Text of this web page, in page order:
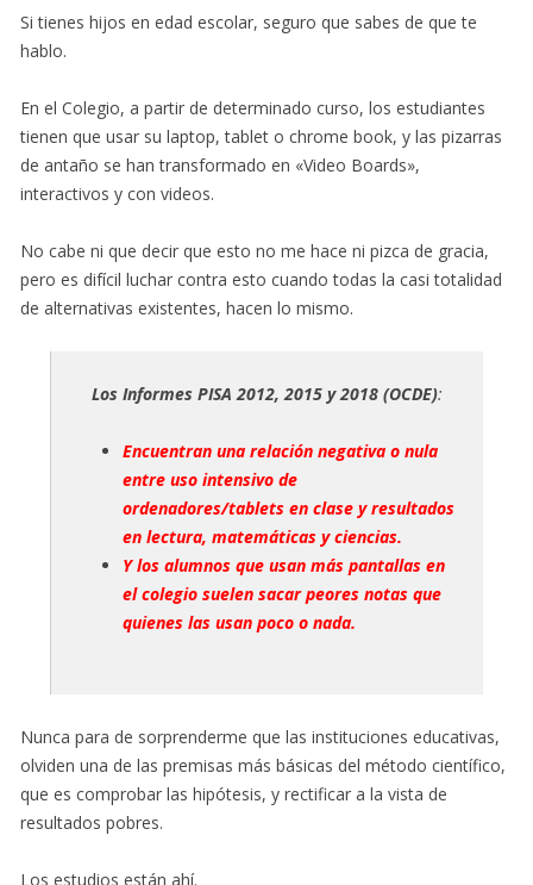
Si tienes hijos en edad escolar, seguro que sabes de que te
hablo.
En el Colegio, a partir de determinado curso, los estudiantes
tienen que usar su laptop, tablet o chrome book, y las pizarras
de antaño se han transformado en «Video Boards»,
interactivos y con videos.
No cabe ni que decir que esto no me hace ni pizca de gracia,
pero es difícil luchar contra esto cuando todas la casi totalidad
de alternativas existentes, hacen lo mismo.
Los Informes PISA 2012, 2015 y 2018 (OCDE):
Encuentran una relación negativa o nula
entre uso intensivo de
ordenadores/tablets en clase y resultados
en lectura, matemáticas y ciencias.
Y los alumnos que usan más pantallas en
el colegio suelen sacar peores notas que
quienes las usan poco o nada.
Nunca para de sorprenderme que las instituciones educativas,
olviden una de las premisas más básicas del método científico,
que es comprobar las hipótesis, y rectificar a la vista de
resultados pobres.
Los estudios están ahí.